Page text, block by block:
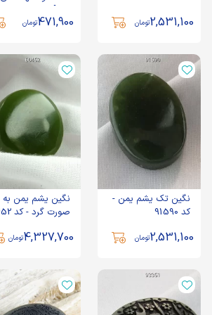
2,531,100تومان 471,900تومان
نگین تک یشم یمن -
کد 91590
2,531,100تومان
نگین یشم یمن به
صورت گرد - کد 60452
4,327,700تومان